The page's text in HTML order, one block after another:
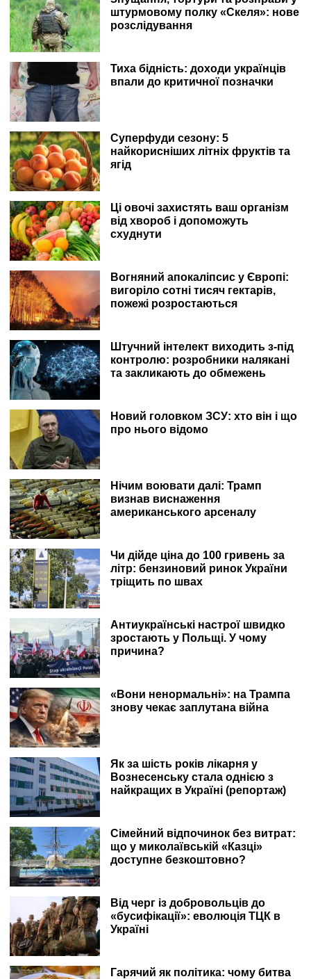
штурмовому полку «Скеля»: нове
розслідування
Тиха бідність: доходи українців
впали до критичної позначки
Суперфуди сезону: 5
найкорисніших літніх фруктів та
ягід
Ці овочі захистять ваш організм
від хвороб і допоможуть
схуднути
Вогняний апокаліпсис у Європі:
вигоріло сотні тисяч гектарів,
пожежі розростаються
Штучний інтелект виходить з-під
контролю: розробники налякані
та закликають до обмежень
Новий головком ЗСУ: хто він і що
про нього відомо
Нічим воювати далі: Трамп
визнав виснаження
американського арсеналу
Чи дійде ціна до 100 гривень за
літр: бензиновий ринок України
тріщить по швах
Антиукраїнські настрої швидко
зростають у Польщі. У чому
причина?
«Вони ненормальні»: на Трампа
знову чекає заплутана війна
Як за шість років лікарня у
Вознесенську стала однією з
найкращих в Україні (репортаж)
Сімейний відпочинок без витрат:
що у миколаївській «Казці»
доступне безкоштовно?
Від черг із добровольців до
«бусифікації»: еволюція ТЦК в
Україні
Гарячий як політика: чому битва